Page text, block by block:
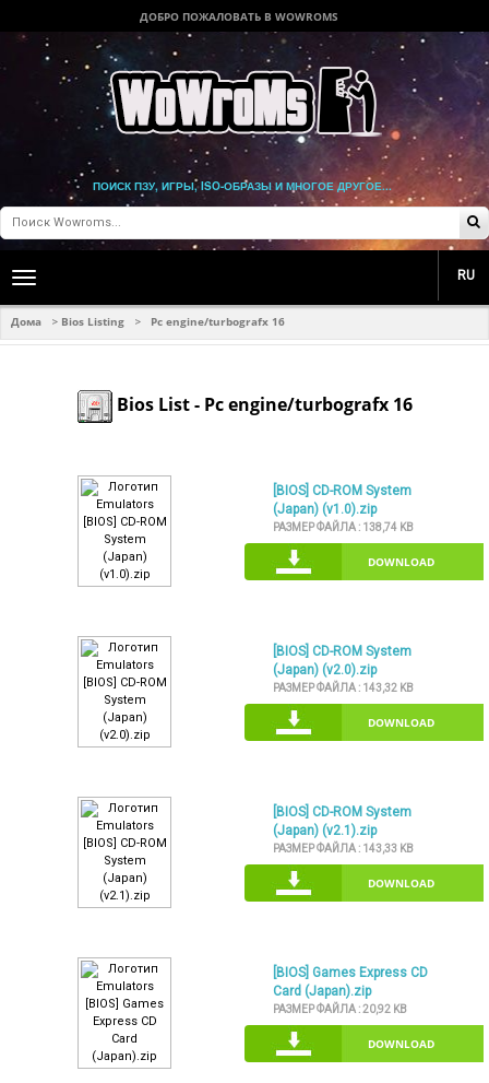
ДОБРО ПОЖАЛОВАТЬ В WOWROMS
ПОИСК ПЗУ, ИГРЫ, ISO-ОБРАЗЫ И МНОГОЕ ДРУГОЕ...
Toggle
navigation
RU
Дома > Bios Listing > Pc engine/turbografx 16
Bios List - Pc engine/turbografx 16
[BIOS] CD-ROM System
(Japan) (v1.0).zip
РАЗМЕР ФАЙЛА : 138,74 KB
DOWNLOAD
[BIOS] CD-ROM System
(Japan) (v2.0).zip
РАЗМЕР ФАЙЛА : 143,32 KB
DOWNLOAD
[BIOS] CD-ROM System
(Japan) (v2.1).zip
РАЗМЕР ФАЙЛА : 143,33 KB
DOWNLOAD
[BIOS] Games Express CD
Card (Japan).zip
РАЗМЕР ФАЙЛА :20,92 KB
DOWNLOAD